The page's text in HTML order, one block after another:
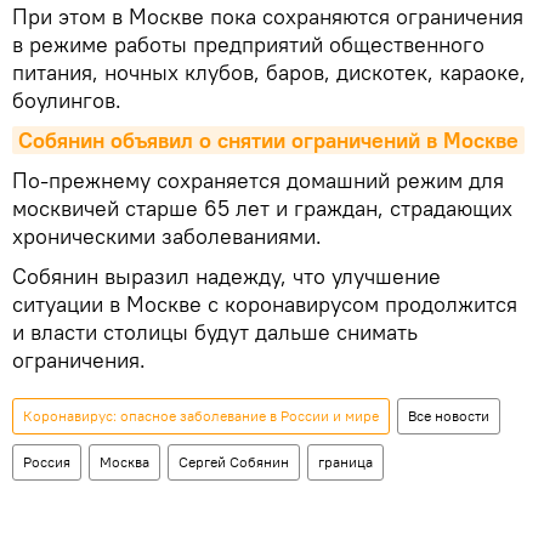
При этом в Москве пока сохраняются ограничения
в режиме работы предприятий общественного
питания, ночных клубов, баров, дискотек, караоке,
боулингов.
Собянин объявил о снятии ограничений в Москве
По-прежнему сохраняется домашний режим для
москвичей старше 65 лет и граждан, страдающих
хроническими заболеваниями.
Собянин выразил надежду, что улучшение
ситуации в Москве с коронавирусом продолжится
и власти столицы будут дальше снимать
ограничения.
Коронавирус: опасное заболевание в России и мире Все новости
Россия Москва Сергей Собянин граница